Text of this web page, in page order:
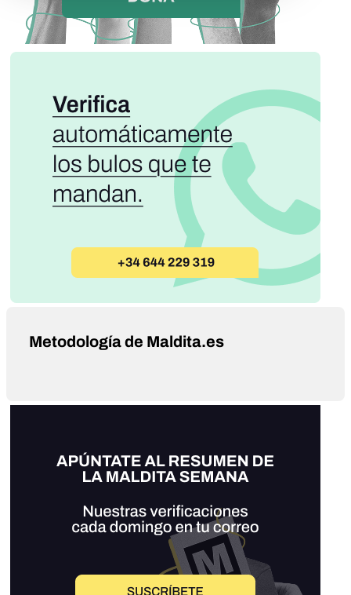
Metodología de Maldita.es